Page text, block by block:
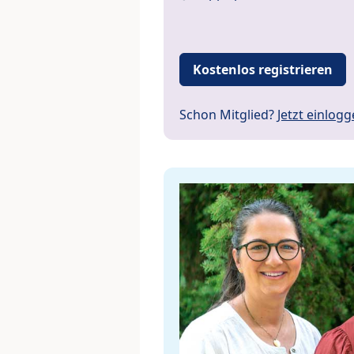
Kostenlos registrieren
Schon Mitglied? Jetzt